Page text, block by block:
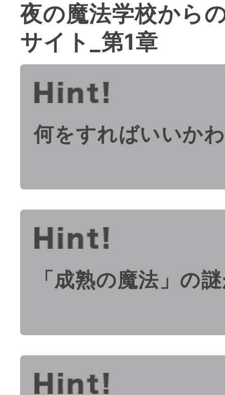
夜の魔法学校から
サイト_第1章
何をすればいいか
「成熟の魔法」の